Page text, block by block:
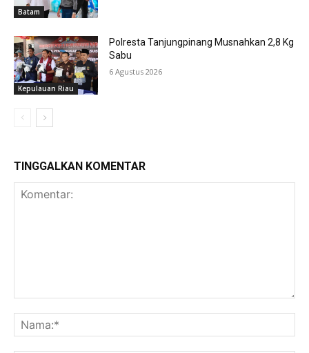
Batam
Kepulauan Riau
Polresta Tanjungpinang Musnahkan 2,8 Kg
Sabu
6 Agustus 2026
TINGGALKAN KOMENTAR